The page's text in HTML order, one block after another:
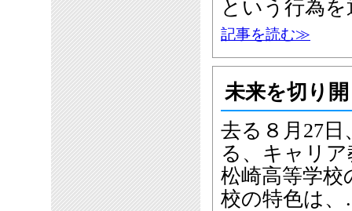
という行為
記事を読む≫
未来を切り
去る８月27
る、キャリ
松崎高等学校
校の特色は